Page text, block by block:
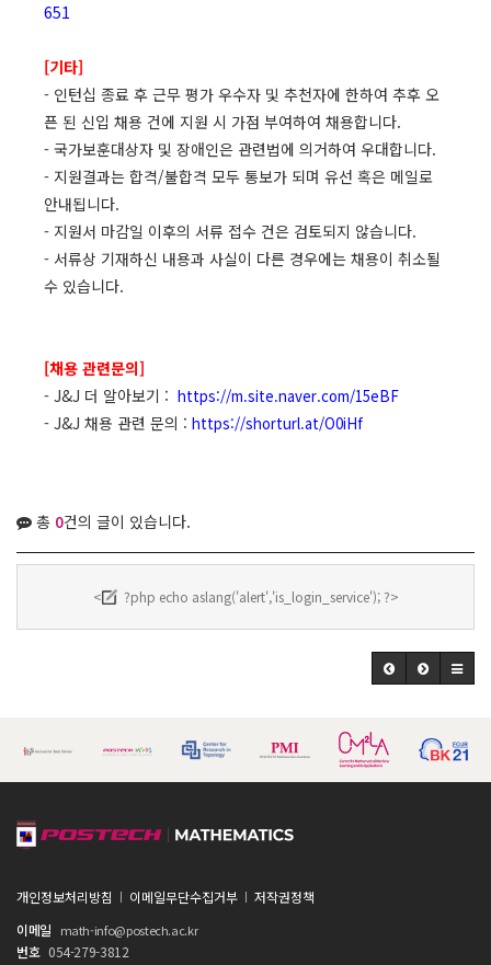
651
[기타]
- 인턴십 종료 후 근무 평가 우수자 및 추천자에 한하여 추후 오
픈 된 신입 채용 건에 지원 시 가점 부여하여 채용합니다.
- 국가보훈대상자 및 장애인은 관련법에 의거하여 우대합니다.
- 지원결과는 합격/불합격 모두 통보가 되며 유선 혹은 메일로
안내됩니다.
- 지원서 마감일 이후의 서류 접수 건은 검토되지 않습니다.
- 서류상 기재하신 내용과 사실이 다른 경우에는 채용이 취소될
수 있습니다.
[채용 관련문의]
- J&J 더 알아보기 : https://m.site.naver.com/15eBF
- J&J 채용 관련 문의 : https://shorturl.at/O0iHf
총 0건의 글이 있습니다.
< ?php echo aslang('alert','is_login_service'); ?>
개인정보처리방침 이메일무단수집거부
저작권정책
이메일
math-info@postech.ac.kr
번호 054-279-3812